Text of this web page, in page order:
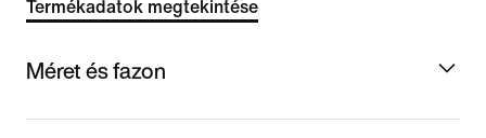
Termékadatok megtekintése
Méret és fazon